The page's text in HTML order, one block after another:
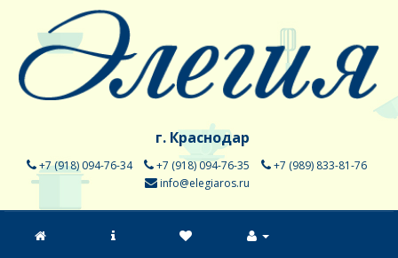
г. Краснодар
+7 (918) 094-76-34 +7 (918) 094-76-35
+7 (989) 833-81-76
info@elegiaros.ru